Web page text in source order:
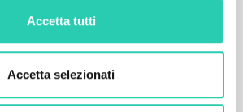
Accetta tutti
Accetta selezionati